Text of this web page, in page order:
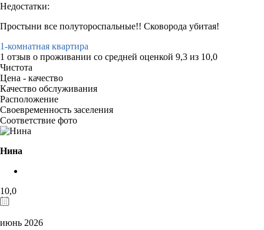
Недостатки:
Простыни все полутороспальные!! Сковорода убитая!
1-комнатная квартира
1 отзыв о проживании со средней оценкой 9,3 из 10,0
Чистота
Цена - качество
Качество обслуживания
Расположение
Своевременность заселения
Соответствие фото
Нина
10,0
июнь 2026